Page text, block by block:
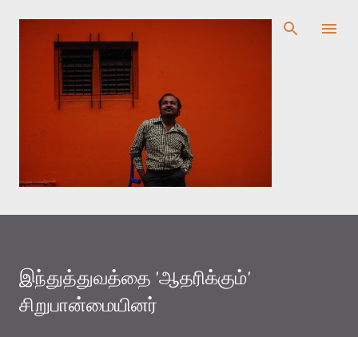
முதன்மை உள்ளடக்கத்திற்குச் செல்
இந்துத்துவத்தை 'ஆதரிக்கும்'
சிறுபான்மையினர்